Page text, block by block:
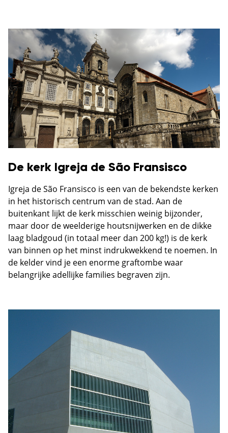
De kerk Igreja de São Fransisco
Igreja de São Fransisco is een van de bekendste kerken
in het historisch centrum van de stad. Aan de
buitenkant lijkt de kerk misschien weinig bijzonder,
maar door de weelderige houtsnijwerken en de dikke
laag bladgoud (in totaal meer dan 200 kg!) is de kerk
van binnen op het minst indrukwekkend te noemen. In
de kelder vind je een enorme graftombe waar
belangrijke adellijke families begraven zijn.